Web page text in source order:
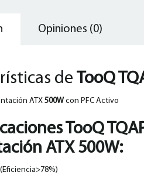
Opiniones (0)
de TooQ
ATX 500W con PFC Activo
TooQ
ATX 500W: